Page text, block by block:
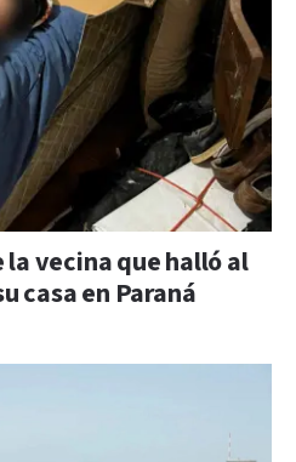
la vecina que halló al
casa en Paraná